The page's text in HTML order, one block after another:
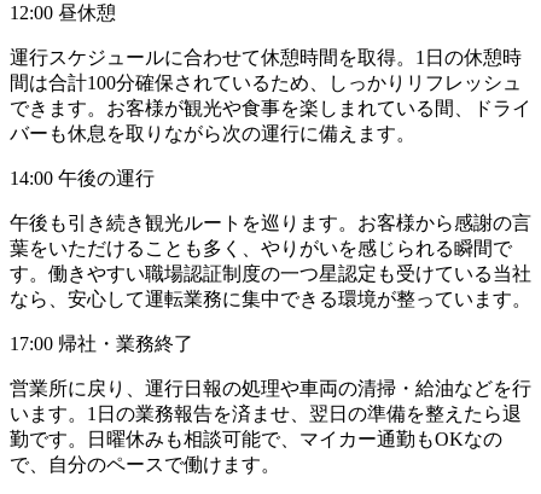
12:00 昼休憩
運行スケジュールに合わせて休憩時間を取得。1日の休憩時
間は合計100分確保されているため、しっかりリフレッシュ
できます。お客様が観光や食事を楽しまれている間、ドライ
バーも休息を取りながら次の運行に備えます。
14:00 午後の運行
午後も引き続き観光ルートを巡ります。お客様から感謝の言
葉をいただけることも多く、やりがいを感じられる瞬間で
す。働きやすい職場認証制度の一つ星認定も受けている当社
なら、安心して運転業務に集中できる環境が整っています。
17:00 帰社・業務終了
営業所に戻り、運行日報の処理や車両の清掃・給油などを行
います。1日の業務報告を済ませ、翌日の準備を整えたら退
勤です。日曜休みも相談可能で、マイカー通勤もOKなの
で、自分のペースで働けます。